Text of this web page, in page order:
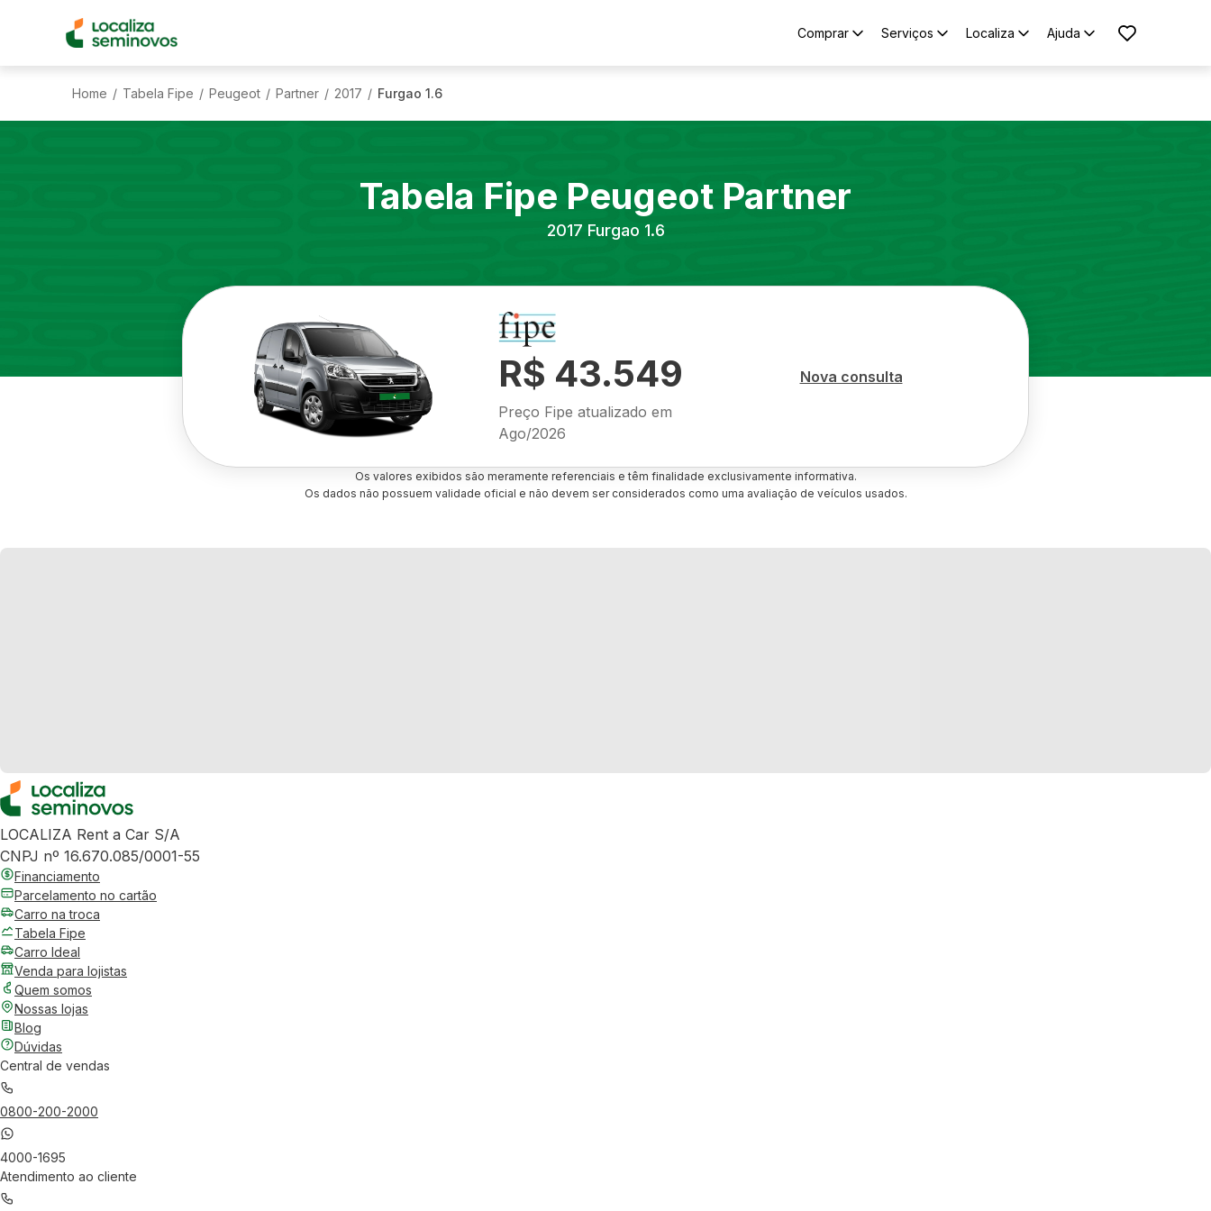
Comprar Serviços Localiza Ajuda
Home / Tabela Fipe / Peugeot / Partner / 2017 / Furgao 1.6
Tabela Fipe Peugeot Partner
2017 Furgao 1.6
R$ 43.549
Preço Fipe atualizado em
Ago/2026
Nova consulta
Os valores exibidos são meramente referenciais e têm finalidade exclusivamente informativa.
Os dados não possuem validade oficial e não devem ser considerados como uma avaliação de veículos usados.
LOCALIZA Rent a Car S/A
CNPJ nº 16.670.085/0001-55
Financiamento
Parcelamento no cartão
Carro na troca
Tabela Fipe
Carro Ideal
Venda para lojistas
Quem somos
Nossas lojas
Blog
Dúvidas
Central de vendas
0800-200-2000
4000-1695
Atendimento ao cliente